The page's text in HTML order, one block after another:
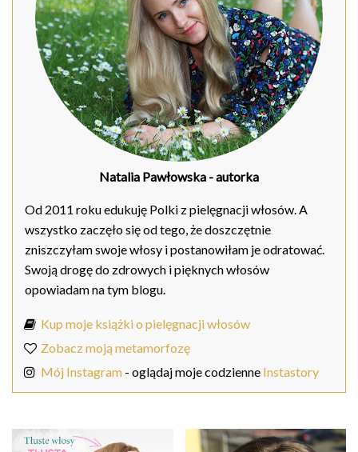
Natalia Pawłowska - autorka
Od 2011 roku edukuję Polki z pielęgnacji włosów. A
wszystko zaczęło się od tego, że doszczętnie
zniszczyłam swoje włosy i postanowiłam je odratować.
Swoją drogę do zdrowych i pięknych włosów
opowiadam na tym blogu.
Kup moje książki o pielęgnacji włosów
Zobacz moją metamorfozę
Mój Instagram - oglądaj moje codzienne Instastory